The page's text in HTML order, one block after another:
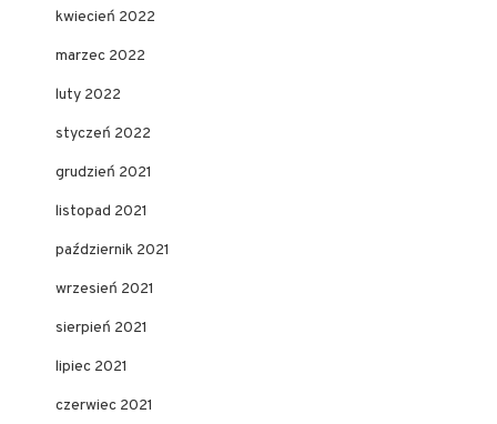
kwiecień 2022
marzec 2022
luty 2022
styczeń 2022
grudzień 2021
listopad 2021
październik 2021
wrzesień 2021
sierpień 2021
lipiec 2021
czerwiec 2021